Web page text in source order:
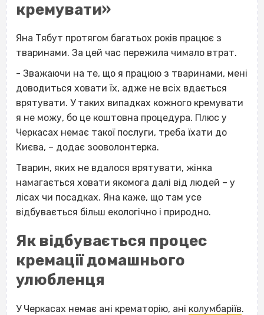
кремувати»
Яна Тябут протягом багатьох років працює з
тваринами. За цей час пережила чимало втрат.
- Зважаючи на те, що я працюю з тваринами, мені
доводиться ховати їх, адже не всіх вдається
врятувати. У таких випадках кожного кремувати
я не можу, бо це коштовна процедура. Плюс у
Черкасах немає такої послуги, треба їхати до
Києва, – додає зооволонтерка.
Тварин, яких не вдалося врятувати, жінка
намагається ховати якомога далі від людей – у
лісах чи посадках. Яна каже, що там усе
відбувається більш екологічно і природно.
Як відбувається процес
кремації домашнього
улюбленця
У Черкасах немає ані крематорію, ані колумбаріїв.